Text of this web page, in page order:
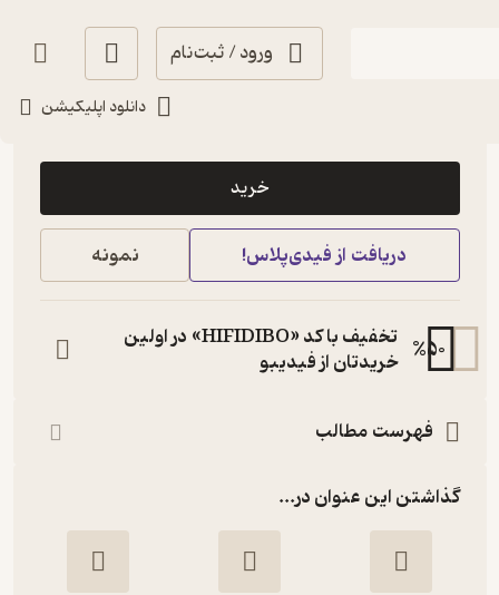
ورود / ثبت‌نام
دانلود اپلیکیشن
85,900
خرید
دریافت از فیدی‌پلاس! نمونه
%50
تخفیف با کد «HIFIDIBO» در اولین
خریدتان از فیدیبو
فهرست مطالب
گذاشتن این عنوان در...